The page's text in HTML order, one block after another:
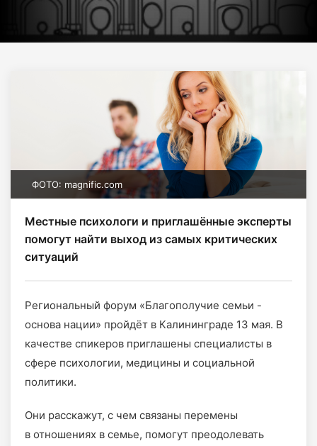
ФОТО: magnific.com
Местные психологи и приглашённые эксперты
помогут найти выход из самых критических
ситуаций
Региональный форум «Благополучие семьи -
основа нации» пройдёт в Калининграде 13 мая. В
качестве спикеров приглашены специалисты в
сфере психологии, медицины и социальной
политики.
Они расскажут, с чем связаны перемены
в отношениях в семье, помогут преодолевать